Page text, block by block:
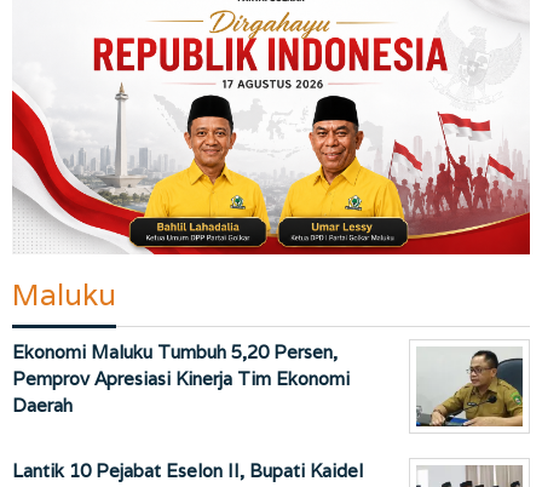
Maluku
Ekonomi Maluku Tumbuh 5,20 Persen,
Pemprov Apresiasi Kinerja Tim Ekonomi
Daerah
Lantik 10 Pejabat Eselon II, Bupati Kaidel